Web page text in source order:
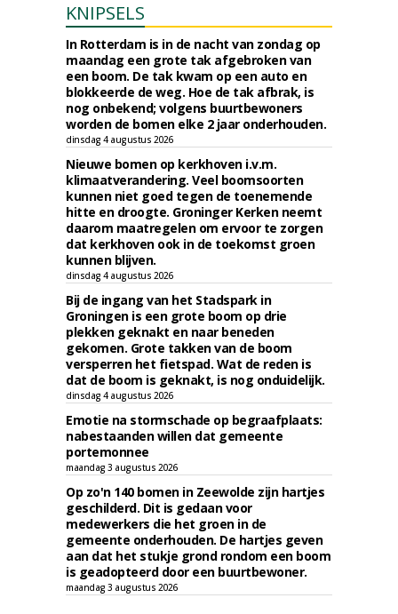
KNIPSELS
In Rotterdam is in de nacht van zondag op
maandag een grote tak afgebroken van
een boom. De tak kwam op een auto en
blokkeerde de weg. Hoe de tak afbrak, is
nog onbekend; volgens buurtbewoners
worden de bomen elke 2 jaar onderhouden.
dinsdag 4 augustus 2026
Nieuwe bomen op kerkhoven i.v.m.
klimaatverandering. Veel boomsoorten
kunnen niet goed tegen de toenemende
hitte en droogte. Groninger Kerken neemt
daarom maatregelen om ervoor te zorgen
dat kerkhoven ook in de toekomst groen
kunnen blijven.
dinsdag 4 augustus 2026
Bij de ingang van het Stadspark in
Groningen is een grote boom op drie
plekken geknakt en naar beneden
gekomen. Grote takken van de boom
versperren het fietspad. Wat de reden is
dat de boom is geknakt, is nog onduidelijk.
dinsdag 4 augustus 2026
Emotie na stormschade op begraafplaats:
nabestaanden willen dat gemeente
portemonnee
maandag 3 augustus 2026
Op zo'n 140 bomen in Zeewolde zijn hartjes
geschilderd. Dit is gedaan voor
medewerkers die het groen in de
gemeente onderhouden. De hartjes geven
aan dat het stukje grond rondom een boom
is geadopteerd door een buurtbewoner.
maandag 3 augustus 2026